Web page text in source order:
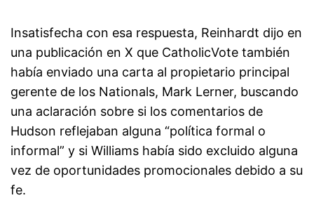
Insatisfecha con esa respuesta, Reinhardt dijo en
una publicación en X que CatholicVote también
había enviado una carta al propietario principal
gerente de los Nationals, Mark Lerner, buscando
una aclaración sobre si los comentarios de
Hudson reflejaban alguna “política formal o
informal” y si Williams había sido excluido alguna
vez de oportunidades promocionales debido a su
fe.